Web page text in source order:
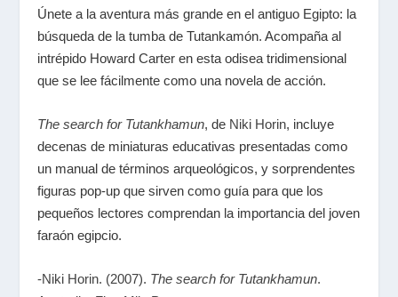
Únete a la aventura más grande en el antiguo Egipto: la
búsqueda de la tumba de Tutankamón. Acompaña al
intrépido Howard Carter en esta odisea tridimensional
que se lee fácilmente como una novela de acción.
The search for Tutankhamun, de Niki Horin, incluye
decenas de miniaturas educativas presentadas como
un manual de términos arqueológicos, y sorprendentes
figuras pop-up que sirven como guía para que los
pequeños lectores comprendan la importancia del joven
faraón egipcio.
-Niki Horin. (2007). The search for Tutankhamun.